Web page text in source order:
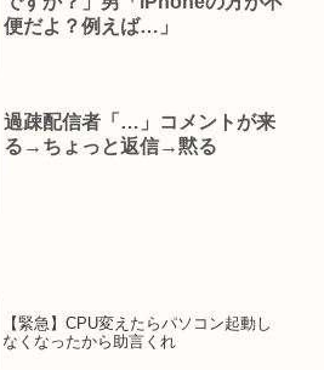
便だよ？例えば…」
過疎配信者「…」コメントが来
る→ちょっと返信→黙る
【緊急】CPU変えたらパソコン起動し
なくなったから助言くれ